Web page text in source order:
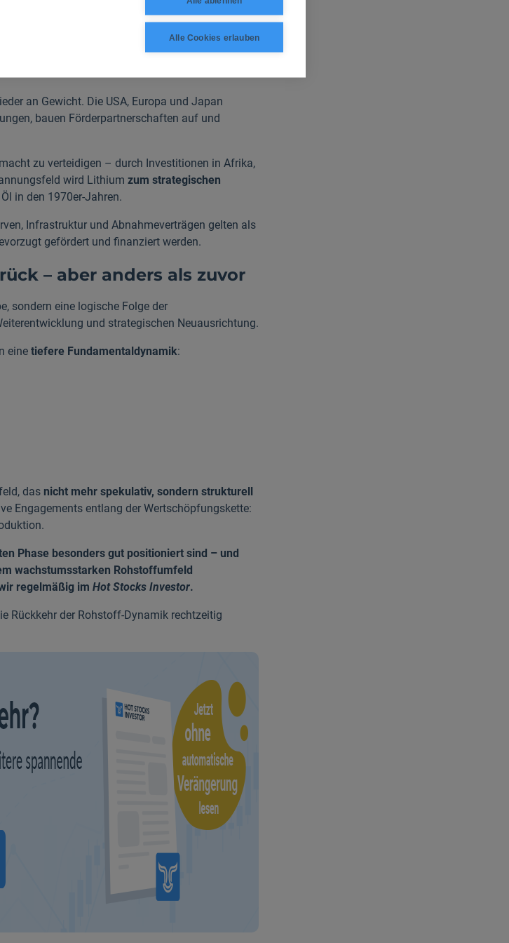
und strategische
an Gewicht. Die USA, Europa und Japan
bauen Förderpartnerschaften auf und
zu verteidigen – durch Investitionen in Afrika,
wird Lithium zum strategischen
in den 1970er-Jahren.
Infrastruktur und Abnahmeverträgen gelten als
gefördert und finanziert werden.
– aber anders als zuvor
sondern eine logische Folge der
und strategischen Neuausrichtung.
eine tiefere Fundamentaldynamik:
das nicht mehr spekulativ, sondern strukturell
Engagements entlang der Wertschöpfungskette:
Phase besonders gut positioniert sind – und
wachstumsstarken Rohstoffumfeld
regelmäßig im Hot Stocks Investor.
Rückkehr der Rohstoff-Dynamik rechtzeitig
Alle Cookies erlauben